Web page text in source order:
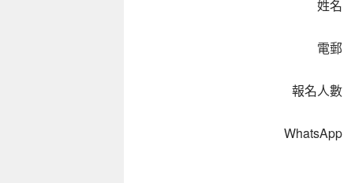
姓名
電郵
報名人數
WhatsApp